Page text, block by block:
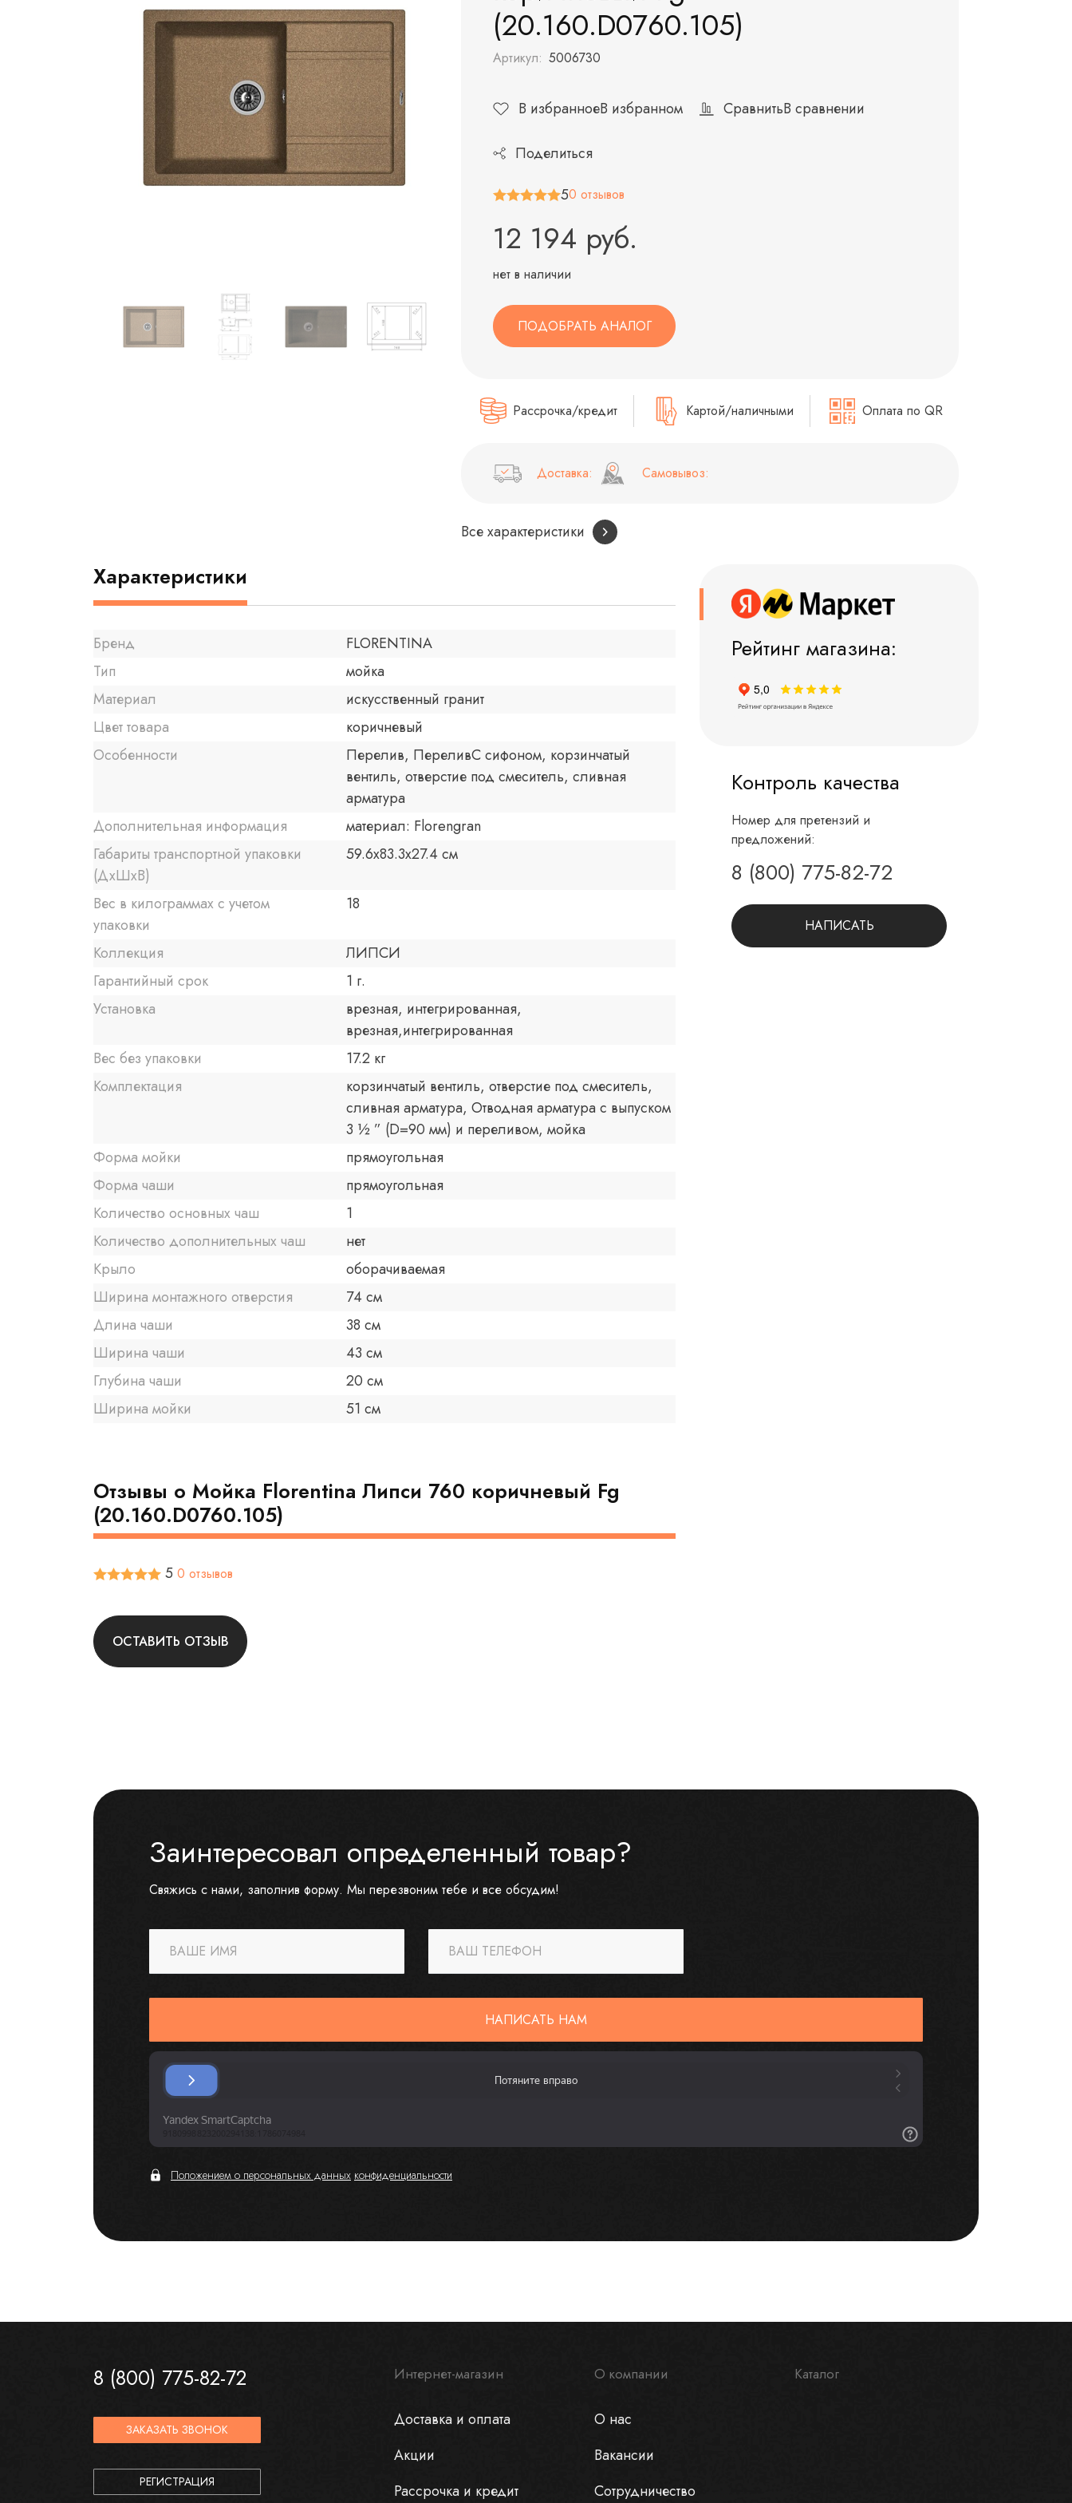
(20.160.D0760.105)
Артикул: 5006730
В избранноеВ избранном СравнитьВ сравнении
Поделиться
50 отзывов
12 194 руб.
нет в наличии
ПОДОБРАТЬ АНАЛОГ
Рассрочка/кредит Картой/наличными Оплата по QR
Доставка: Самовывоз:
Все характеристики
Рейтинг магазина:
Контроль качества
Номер для претензий и
предложений:
8 (800) 775-82-72
НАПИСАТЬ
Характеристики
Бренд
FLORENTINA
Тип
мойка
Материал
искусственный гранит
Цвет товара
коричневый
Особенности
Перелив, ПереливС сифоном, корзинчатый
вентиль, отверстие под смеситель, сливная
арматура
Дополнительная информация
материал: Florengran
Габариты транспортной упаковки
(ДхШхВ)
59.6x83.3x27.4 см
Вес в килограммах с учетом
упаковки
18
Коллекция
ЛИПСИ
Гарантийный срок
1 г.
Установка
врезная, интегрированная,
врезная,интегрированная
Вес без упаковки
17.2 кг
Комплектация
корзинчатый вентиль, отверстие под смеситель,
сливная арматура, Отводная арматура с выпуском
3 ½ ” (D=90 мм) и переливом, мойка
Форма мойки
прямоугольная
Форма чаши
прямоугольная
Количество основных чаш
1
Количество дополнительных чаш
нет
Крыло
оборачиваемая
Ширина монтажного отверстия
74 см
Длина чаши
38 см
Ширина чаши
43 см
Глубина чаши
20 см
Ширина мойки
51 см
Отзывы о Мойка Florentina Липси 760 коричневый Fg
(20.160.D0760.105)
5 0 отзывов
ОСТАВИТЬ ОТЗЫВ
Заинтересовал определенный товар?
Свяжись с нами, заполнив форму. Мы перезвоним тебе и все обсудим!
ВАШЕ ИМЯ ВАШ ТЕЛЕФОН
НАПИСАТЬ НАМ
Положением о персональных данных конфиденциальности
8 (800) 775-82-72
ЗАКАЗАТЬ ЗВОНОК
РЕГИСТРАЦИЯ
Интернет-магазин
Доставка и оплата
Акции
Рассрочка и кредит
О компании
О нас
Вакансии
Сотрудничество
Каталог